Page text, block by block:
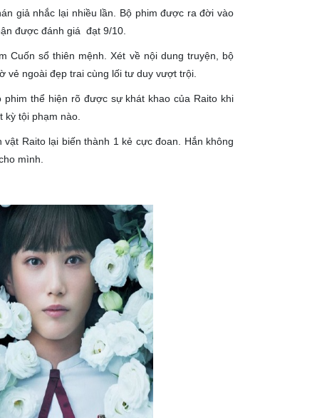
giả nhắc lại nhiều lần. Bộ phim được ra đời vào
được đánh giá đạt 9/10.
Cuốn sổ thiên mệnh. Xét về nội dung truyện, bộ
vẻ ngoài đẹp trai cùng lối tư duy vượt trội.
thể hiện rõ được sự khát khao của Raito khi
tội phạm nào.
Raito lại biến thành 1 kẻ cực đoan. Hắn không
mình.